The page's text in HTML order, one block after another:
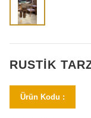
RUSTIK
Ürün Kodu :